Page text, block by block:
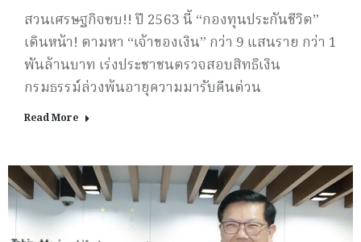
สวนเศรษฐกิจซบ!! ปี 2563 นี้ “กองทุนประกันชีวิต”
เดินหน้า! ตามหา “เจ้าของเงิน” กว่า 9 แสนราย กว่า 1
พันล้านบาท เร่งประชาชนตรวจสอบสิทธิเงิน
กรมธรรม์ล่วงพ้นอายุความมารับคืนด่วน
Read More